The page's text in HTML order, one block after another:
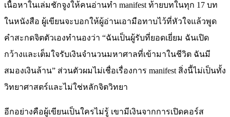
เนื้อหาในเล่มชักจูงให้คนอ่านทำ manifest ท้ายบทในทุก 17 บท
ในหนังสือ ผู้เขียนจะบอกให้ผู้อ่านเอามือทาบไว้ที่หัวใจแล้วพูด
คำสะกดจิตตัวเองทำนองว่า “ฉันเป็นผู้รับที่ยอดเยี่ยม ฉันเปิด
กว้างและเต็มใจรับเงินจำนวนมหาศาลที่เข้ามาในชีวิต ฉันมี
สมองเงินล้าน” ส่วนตัวผมไม่เชื่อเรื่องการ manifest สิ่งนี้ไม่เป็นทั้ง
วิทยาศาสตร์และไม่ใช่หลักจิตวิทยา
อีกอย่างคือผู้เขียนเป็นใครไม่รู้ เขามีเงินจากการเปิดคอร์ส